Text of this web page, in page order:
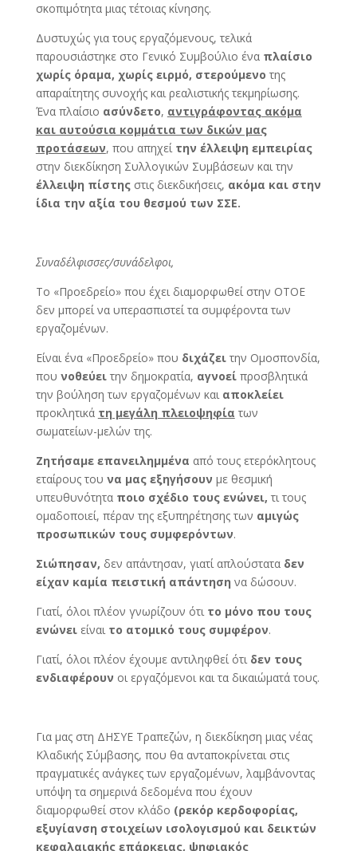
σκοπιμότητα μιας τέτοιας κίνησης.
Δυστυχώς για τους εργαζόμενους, τελικά
παρουσιάστηκε στο Γενικό Συμβούλιο έναπλαίσιο
χωρίς όραμα, χωρίς ειρμό, στερούμενο της
απαραίτητης συνοχής και ρεαλιστικής τεκμηρίωσης.
Ένα πλαίσιο ασύνδετο, αντιγράφοντας ακόμα
και αυτούσια κομμάτια των δικών μας
προτάσεων, που απηχείτην έλλειψη εμπειρίας
στην διεκδίκηση Συλλογικών Συμβάσεων και την
έλλειψη πίστης στις διεκδικήσεις, ακόμα και στην
ίδια την αξία του θεσμού των ΣΣΕ.
Συναδέλφισσες/συνάδελφοι,
Το «Προεδρείο» που έχει διαμορφωθεί στην ΟΤΟΕ
δεν μπορεί να υπερασπιστεί τα συμφέροντα των
εργαζομένων.
Είναι ένα «Προεδρείο» που διχάζει την Ομοσπονδία,
που νοθεύειτην δημοκρατία, αγνοεί προσβλητικά
την βούληση των εργαζομένων και αποκλείει
προκλητικά τη μεγάλη πλειοψηφία των
σωματείων-μελών της.
Ζητήσαμε επανειλημμένα από τους ετερόκλητους
εταίρους του να μας εξηγήσουν με θεσμική
υπευθυνότητα ποιο σχέδιο τους ενώνει, τι τους
ομαδοποιεί, πέραν της εξυπηρέτησης των αμιγώς
προσωπικών τους συμφερόντων.
Σιώπησαν, δεν απάντησαν, γιατί απλούστατα δεν
είχαν καμία πειστική απάντηση να δώσουν.
Γιατί, όλοι πλέον γνωρίζουν ότι το μόνο που τους
ενώνειείναι το ατομικό τους συμφέρον.
Γιατί, όλοι πλέον έχουμε αντιληφθεί ότιδεν τους
ενδιαφέρουν οι εργαζόμενοι και τα δικαιώματά τους.
Για μας στη ΔΗΣΥΕ Τραπεζών, η διεκδίκηση μιας νέας
Κλαδικής Σύμβασης, που θα ανταποκρίνεται στις
πραγματικές ανάγκες των εργαζομένων, λαμβάνοντας
υπόψη τα σημερινά δεδομένα που έχουν
διαμορφωθεί στον κλάδο (ρεκόρ κερδοφορίας,
εξυγίανση στοιχείων ισολογισμού και δεικτών
κεφαλαιακής επάρκειας, ψηφιακός